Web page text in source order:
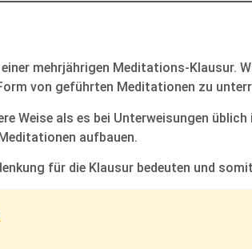
mehrjährigen Meditations-Klausur.
von geführten Meditationen zu
Weise als es bei Unterweisungen
aufbauen.
für die Klausur bedeuten und